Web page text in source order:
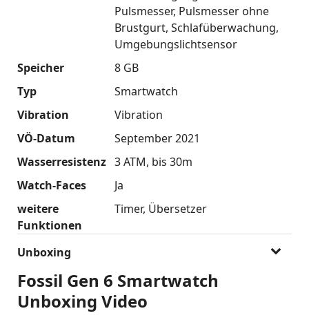
Pulsmesser Pulsmesser ohne
Brustgurt Schlafüberwachung
Umgebungslichtsensor
Speicher
8 GB
Typ
Smartwatch
Vibration
Vibration
VÖ-Datum
September 2021
Wasserresistenz 3 ATM bis 30m
Watch-Faces
Ja
weitere
Funktionen
Timer Übersetzer
Unboxing
Fossil Gen 6 Smartwatch
Unboxing Video